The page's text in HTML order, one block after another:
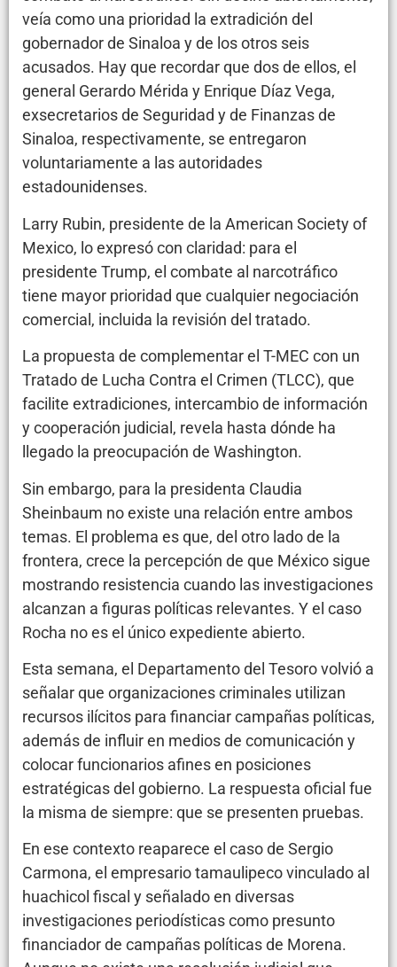
veía como una prioridad la extradición del
gobernador de Sinaloa y de los otros seis
acusados. Hay que recordar que dos de ellos, el
general Gerardo Mérida y Enrique Díaz Vega,
exsecretarios de Seguridad y de Finanzas de
Sinaloa, respectivamente, se entregaron
voluntariamente a las autoridades
estadounidenses.
Larry Rubin, presidente de la American Society of
Mexico, lo expresó con claridad: para el
presidente Trump, el combate al narcotráfico
tiene mayor prioridad que cualquier negociación
comercial, incluida la revisión del tratado.
La propuesta de complementar el T-MEC con un
Tratado de Lucha Contra el Crimen (TLCC), que
facilite extradiciones, intercambio de información
y cooperación judicial, revela hasta dónde ha
llegado la preocupación de Washington.
Sin embargo, para la presidenta Claudia
Sheinbaum no existe una relación entre ambos
temas. El problema es que, del otro lado de la
frontera, crece la percepción de que México sigue
mostrando resistencia cuando las investigaciones
alcanzan a figuras políticas relevantes. Y el caso
Rocha no es el único expediente abierto.
Esta semana, el Departamento del Tesoro volvió a
señalar que organizaciones criminales utilizan
recursos ilícitos para financiar campañas políticas,
además de influir en medios de comunicación y
colocar funcionarios afines en posiciones
estratégicas del gobierno. La respuesta oficial fue
la misma de siempre: que se presenten pruebas.
En ese contexto reaparece el caso de Sergio
Carmona, el empresario tamaulipeco vinculado al
huachicol fiscal y señalado en diversas
investigaciones periodísticas como presunto
financiador de campañas políticas de Morena.